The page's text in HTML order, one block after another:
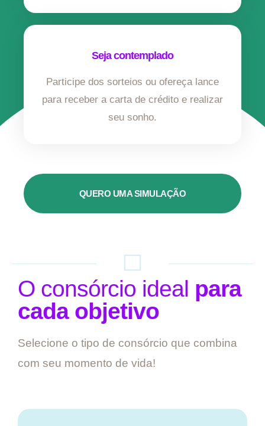
Seja contemplado
Participe dos sorteios ou ofereça lance
para receber a carta de crédito e realizar
seu sonho.
QUERO UMA SIMULAÇÃO
O consórcio ideal para
cada objetivo
Selecione o tipo de consórcio que combina
com seu momento de vida!